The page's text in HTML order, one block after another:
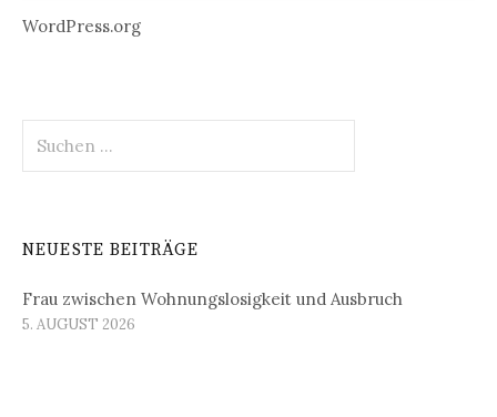
WordPress.org
nach:
NEUESTE BEITRÄGE
Frau zwischen Wohnungslosigkeit und Ausbruch
5. AUGUST 2026